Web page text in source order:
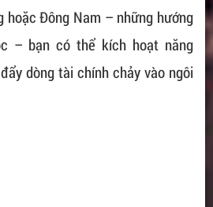
hoặc Đông Nam – những hướng
– bạn có thể kích hoạt năng
dòng tài chính chảy vào ngôi